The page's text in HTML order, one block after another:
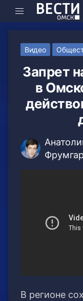
Видео
Запрет
в
В регионе